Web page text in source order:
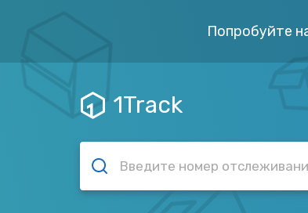
Попробуйте
1Track